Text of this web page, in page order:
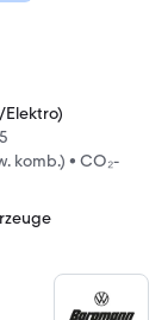
Elektro)
komb.) • CO₂-